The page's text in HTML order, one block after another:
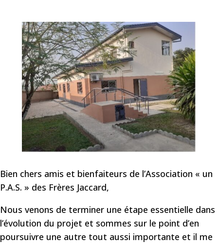
Bien chers amis et bienfaiteurs de l’Association « un
P.A.S. » des Frères Jaccard,
Nous venons de terminer une étape essentielle dans
l’évolution du projet et sommes sur le point d’en
poursuivre une autre tout aussi importante et il me